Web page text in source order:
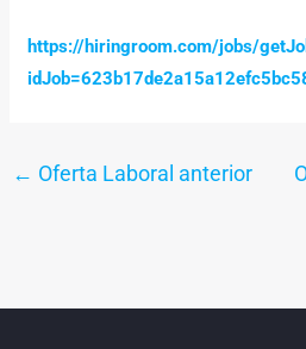
https://hiringroom.com/jobs/
← Oferta Laboral anterior